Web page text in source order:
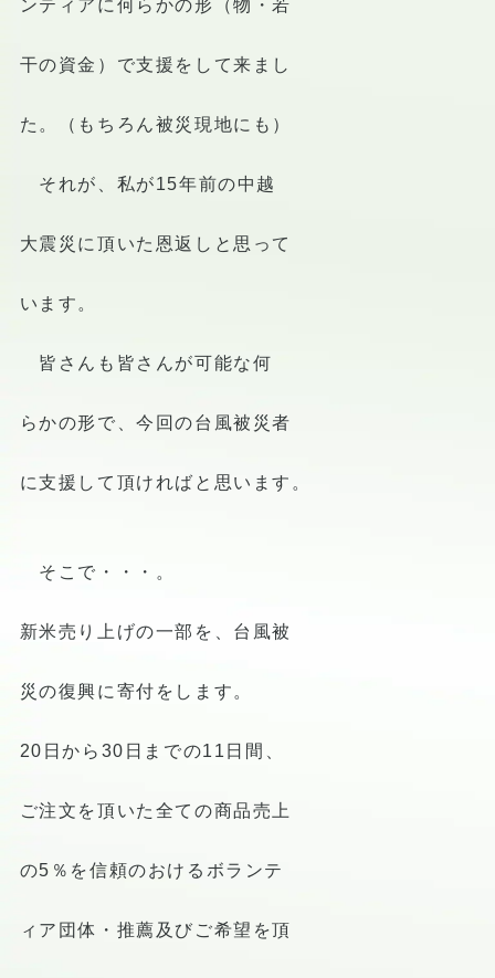
ンティアに何らかの形（物・若
干の資金）で支援をして来まし
た。（もちろん被災現地にも）
それが、私が15年前の中越
大震災に頂いた恩返しと思って
います。
皆さんも皆さんが可能な何
らかの形で、今回の台風被災者
に支援して頂ければと思います。
そこで・・・。
新米売り上げの一部を、台風被
災の復興に寄付をします。
20日から30日までの11日間、
ご注文を頂いた全ての商品売上
の5％を信頼のおけるボランテ
ィア団体・推薦及びご希望を頂